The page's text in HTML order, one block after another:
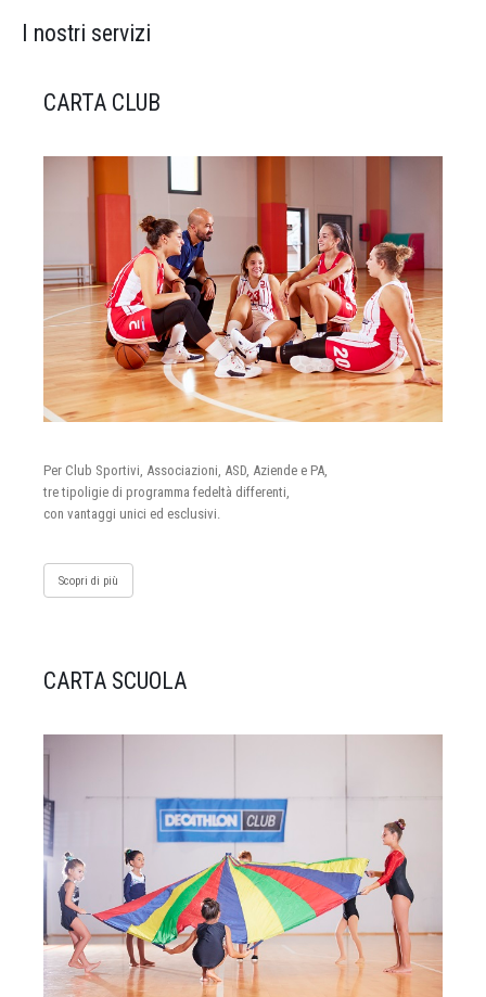
I nostri servizi
CARTA CLUB
Per Club Sportivi, Associazioni, ASD, Aziende e PA,
tre tipoligie di programma fedeltà differenti,
con vantaggi unici ed esclusivi.
Scopri di più
CARTA SCUOLA